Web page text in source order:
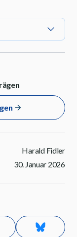
Harald Fidler
30. Januar 2026